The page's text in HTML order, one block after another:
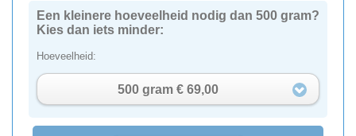
Een kleinere hoeveelheid nodig dan 500 gram?
Kies dan iets minder:
Hoeveelheid:
500 gram € 69,00